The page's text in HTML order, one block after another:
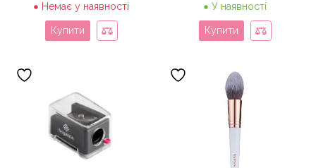
Немає у наявності
Купити
У наявності
Купити